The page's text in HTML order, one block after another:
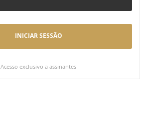
INICIAR SESSÃO
Acesso exclusivo a assinantes